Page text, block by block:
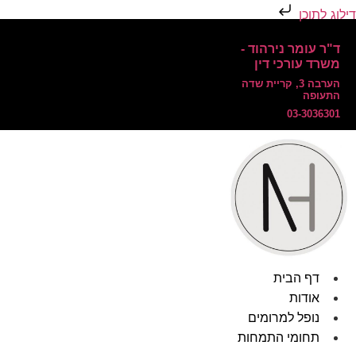
דילוג לתוכן
ד"ר עומר נירהוד -
משרד עורכי דין
הערבה 3, קריית שדה
התעופה
03-3036301
דף הבית
אודות
נופל למרומים
תחומי התמחות